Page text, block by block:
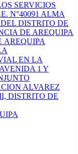
SERVICIOS
N°40091 ALMA
DISTRITO DE
DE AREQUIPA
AREQUIPA
EN LA
1 Y
ALVAREZ
DISTRITO DE